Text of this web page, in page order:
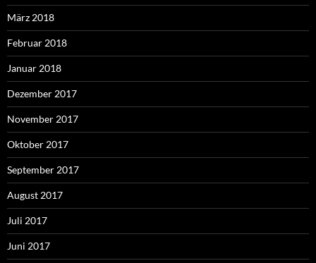
März 2018
Februar 2018
Januar 2018
Dezember 2017
November 2017
Oktober 2017
September 2017
August 2017
Juli 2017
Juni 2017